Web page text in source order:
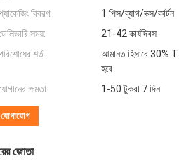
বিবরণ:
1 পিস/ব্যাগ/বক্স/কার্টন
সময়:
21-42 কার্যদিবস
শর্ত:
আমানত হিসাবে 30%
হবে
ক্ষমতা:
1-50 টুকরা 7 দিন
যোগাযোগ
জোতা